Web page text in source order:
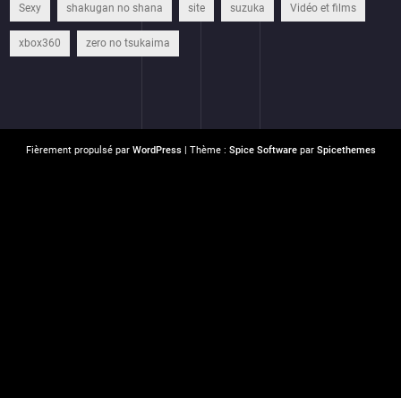
Sexy shakugan no shana site suzuka Vidéo et films
xbox360 zero no tsukaima
Fièrement propulsé par WordPress| Thème : Spice Softwarepar Spicethemes